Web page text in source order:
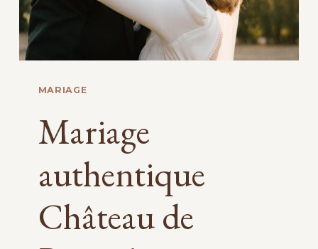
MARIAGE
Mariage
authentique
Château de